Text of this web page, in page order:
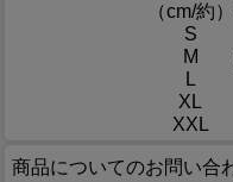
（cm/約）
S
M
L
XL
XXL
商品についてのお問い合